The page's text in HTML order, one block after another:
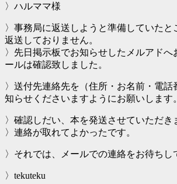
〉ハルママ様
〉事務局に返送しようと準備していたと
返送しておりません。
〉先日掲示板でお知らせしたメルアドへ
ールは確認致しました。
〉送付先連絡先を（住所・お名前・電話
知らせくださいますようにお願いします。
〉確認しだい、本を発送させていただき
〉連絡が取れてよかったです。
〉それでは、メールでの連絡をお待ちし
〉tekuteku